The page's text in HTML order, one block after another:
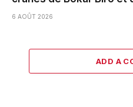
6 AOÛT 2026
ADD A